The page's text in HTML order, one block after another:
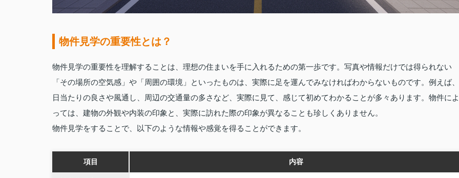
物件見学の重要性とは？
物件見学の重要性を理解することは、理想の住まいを手に入れるための第一歩です。写真や情報だけでは得られない
「その場所の空気感」や「周囲の環境」といったものは、実際に足を運んでみなければわからないものです。例えば、
日当たりの良さや風通し、周辺の交通量の多さなど、実際に見て、感じて初めてわかることが多々あります。物件によ
っては、建物の外観や内装の印象と、実際に訪れた際の印象が異なることも珍しくありません。
物件見学をすることで、以下のような情報や感覚を得ることができます。
項目 内容